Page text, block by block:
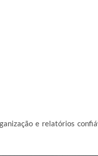
e relatórios